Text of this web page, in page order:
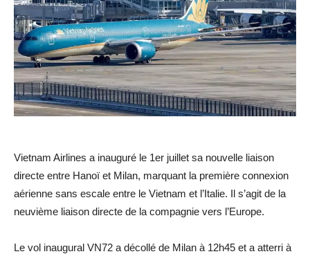
Vietnam Airlines a inauguré le 1er juillet sa nouvelle liaison
directe entre Hanoï et Milan, marquant la première connexion
aérienne sans escale entre le Vietnam et l’Italie. Il s’agit de la
neuvième liaison directe de la compagnie vers l’Europe.
Le vol inaugural VN72 a décollé de Milan à 12h45 et a atterri à